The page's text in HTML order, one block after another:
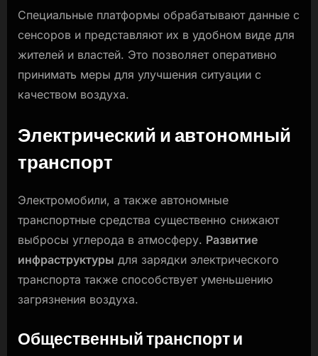
Специальные платформы обрабатывают данные с
сенсоров и представляют их в удобном виде для
жителей и властей. Это позволяет оперативно
принимать меры для улучшения ситуации с
качеством воздуха.
Электрический и автономный
транспорт
Электромобили, а также автономные
транспортные средства существенно снижают
выбросы углерода в атмосферу. Развитие
инфраструктуры для зарядки электрического
транспорта также способствует уменьшению
загрязнения воздуха.
Общественный транспорт и